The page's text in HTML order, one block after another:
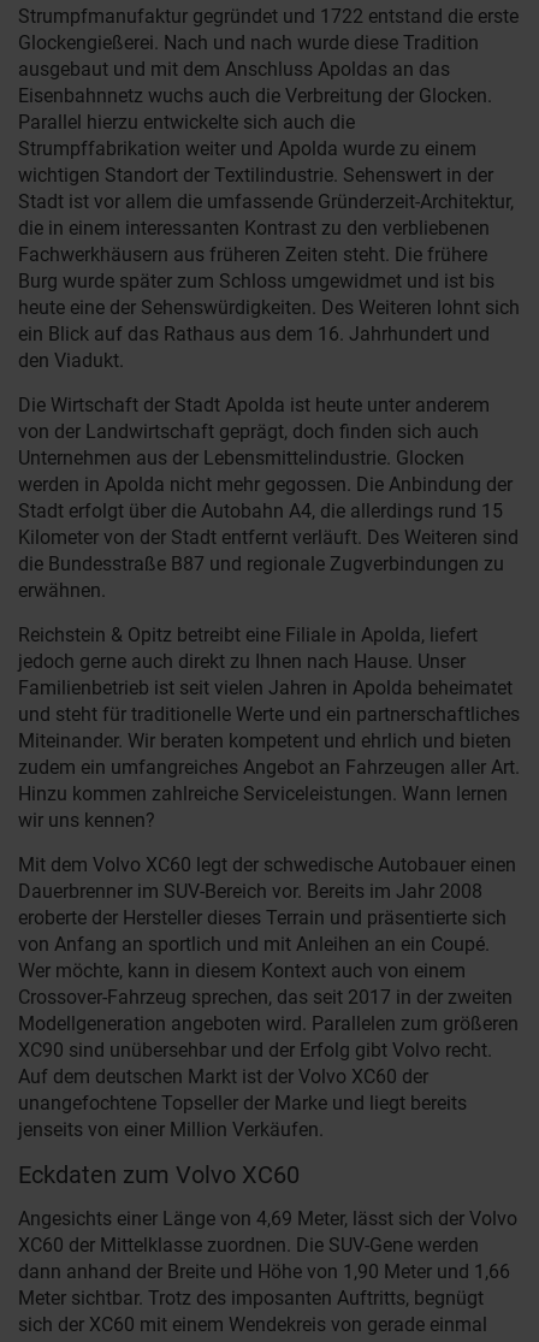
Strumpfmanufaktur gegründet und 1722 entstand die erste
Glockengießerei. Nach und nach wurde diese Tradition
ausgebaut und mit dem Anschluss Apoldas an das
Eisenbahnnetz wuchs auch die Verbreitung der Glocken.
Parallel hierzu entwickelte sich auch die
Strumpffabrikation weiter und Apolda wurde zu einem
wichtigen Standort der Textilindustrie. Sehenswert in der
Stadt ist vor allem die umfassende Gründerzeit-Architektur,
die in einem interessanten Kontrast zu den verbliebenen
Fachwerkhäusern aus früheren Zeiten steht. Die frühere
Burg wurde später zum Schloss umgewidmet und ist bis
heute eine der Sehenswürdigkeiten. Des Weiteren lohnt sich
ein Blick auf das Rathaus aus dem 16. Jahrhundert und
den Viadukt.
Die Wirtschaft der Stadt Apolda ist heute unter anderem
von der Landwirtschaft geprägt, doch finden sich auch
Unternehmen aus der Lebensmittelindustrie. Glocken
werden in Apolda nicht mehr gegossen. Die Anbindung der
Stadt erfolgt über die Autobahn A4, die allerdings rund 15
Kilometer von der Stadt entfernt verläuft. Des Weiteren sind
die Bundesstraße B87 und regionale Zugverbindungen zu
erwähnen.
Reichstein & Opitz betreibt eine Filiale in Apolda, liefert
jedoch gerne auch direkt zu Ihnen nach Hause. Unser
Familienbetrieb ist seit vielen Jahren in Apolda beheimatet
und steht für traditionelle Werte und ein partnerschaftliches
Miteinander. Wir beraten kompetent und ehrlich und bieten
zudem ein umfangreiches Angebot an Fahrzeugen aller Art.
Hinzu kommen zahlreiche Serviceleistungen. Wann lernen
wir uns kennen?
Mit dem Volvo XC60 legt der schwedische Autobauer einen
Dauerbrenner im SUV-Bereich vor. Bereits im Jahr 2008
eroberte der Hersteller dieses Terrain und präsentierte sich
von Anfang an sportlich und mit Anleihen an ein Coupé.
Wer möchte, kann in diesem Kontext auch von einem
Crossover-Fahrzeug sprechen, das seit 2017 in der zweiten
Modellgeneration angeboten wird. Parallelen zum größeren
XC90 sind unübersehbar und der Erfolg gibt Volvo recht.
Auf dem deutschen Markt ist der Volvo XC60 der
unangefochtene Topseller der Marke und liegt bereits
jenseits von einer Million Verkäufen.
Eckdaten zum Volvo XC60
Angesichts einer Länge von 4,69 Meter, lässt sich der Volvo
XC60 der Mittelklasse zuordnen. Die SUV-Gene werden
dann anhand der Breite und Höhe von 1,90 Meter und 1,66
Meter sichtbar. Trotz des imposanten Auftritts, begnügt
sich der XC60 mit einem Wendekreis von gerade einmal